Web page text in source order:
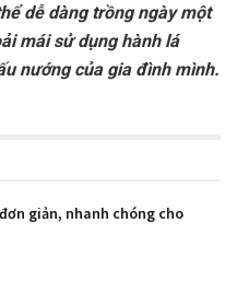
dễ dàng trồng ngày một
mái sử dụng hành lá
nướng của gia đình mình.
giản, nhanh chóng cho